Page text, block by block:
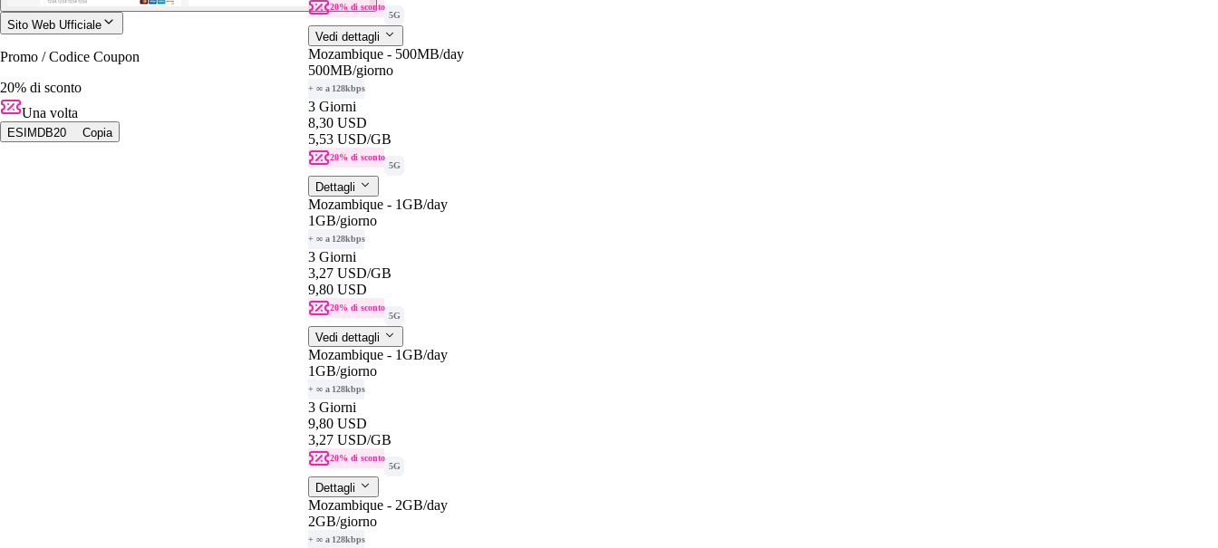
Sito Web Ufficiale
Promo / Codice Coupon
20% di sconto
Una volta
ESIMDB20 Copia
20% di sconto
5G
Vedi dettagli
Mozambique - 500MB/day
500MB/giorno
+ ∞ a 128kbps
3 Giorni
8,30 USD
5,53 USD/GB
20% di sconto
5G
Dettagli
Mozambique - 1GB/day
1GB/giorno
+ ∞ a 128kbps
3 Giorni
3,27 USD/GB
9,80 USD
20% di sconto
5G
Vedi dettagli
Mozambique - 1GB/day
1GB/giorno
+ ∞ a 128kbps
3 Giorni
9,80 USD
3,27 USD/GB
20% di sconto
5G
Dettagli
Mozambique - 2GB/day
2GB/giorno
+ ∞ a 128kbps